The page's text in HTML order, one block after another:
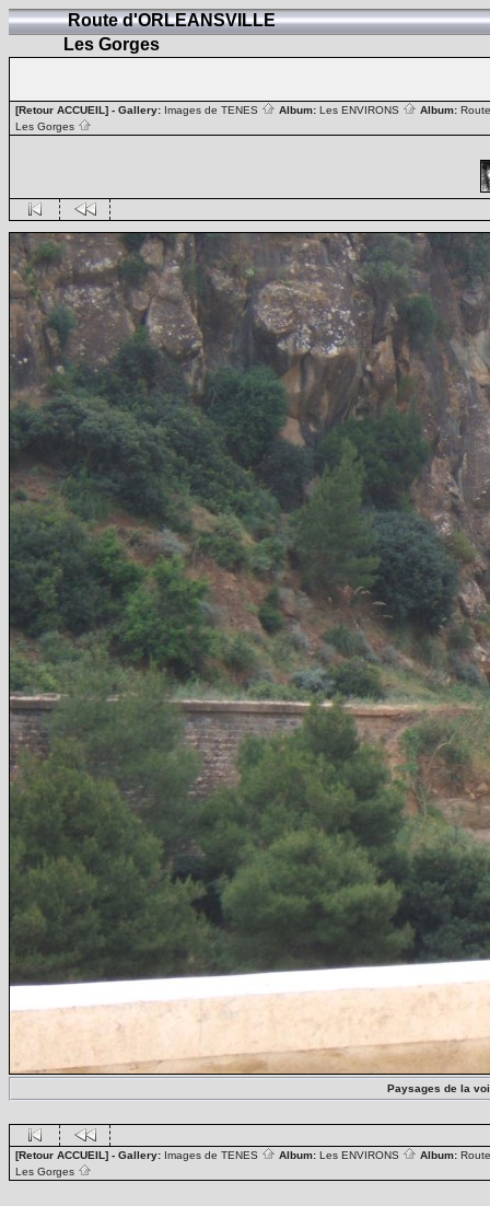
Route d'ORLEANSVILLE
Les Gorges
[Retour ACCUEIL] - Gallery: Images de TENES Album: Les ENVIRONS Album:
Les Gorges
Paysages de la
[Retour ACCUEIL] - Gallery: Images de TENES Album: Les ENVIRONS Album:
Les Gorges